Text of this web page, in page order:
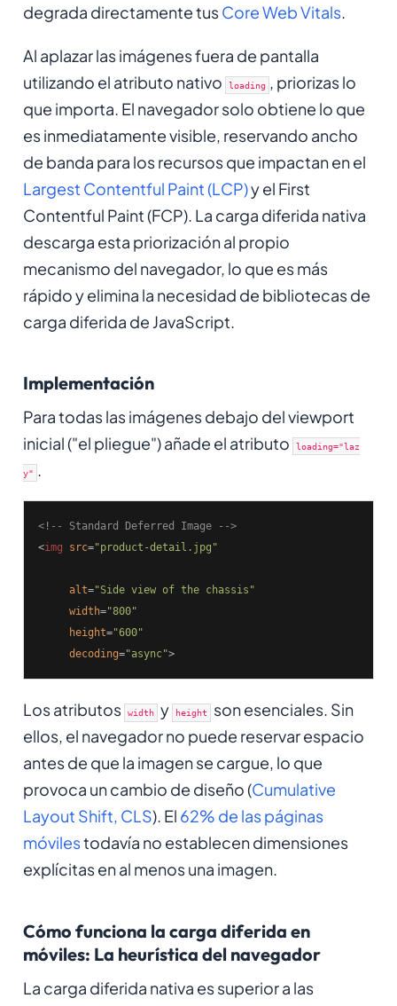
degrada directamente tusCore Web Vitals.
Al aplazar las imágenes fuera de pantalla
utilizando el atributo nativo
loading , priorizas lo
que importa. El navegador solo obtiene lo que
es inmediatamente visible, reservando ancho
de banda para los recursos que impactan en el
Largest Contentful Paint (LCP)y el First
Contentful Paint (FCP). La carga diferida nativa
descarga esta priorización al propio
mecanismo del navegador, lo que es más
rápido y elimina la necesidad de bibliotecas de
carga diferida de JavaScript.
Implementación
Para todas las imágenes debajo del viewport
inicial ("el pliegue") añade el atributo
loading="laz
y" .
<!-- Standard Deferred Image -->
<img src="product-detail.jpg"
alt="Side view of the chassis"
width="800"
height="600"
decoding="async">
Los atributos width y height
son esenciales. Sin
ellos, el navegador no puede reservar espacio
antes de que la imagen se cargue, lo que
provoca un cambio de diseño (Cumulative
Layout Shift, CLS). El 62% de las páginas
móvilestodavía no establecen dimensiones
explícitas en al menos una imagen.
Cómo funciona la carga diferida en
móviles: La heurística del navegador
La carga diferida nativa es superior a las